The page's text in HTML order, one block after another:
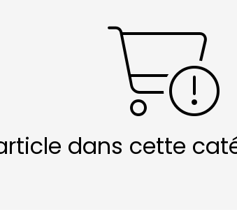
dans cette